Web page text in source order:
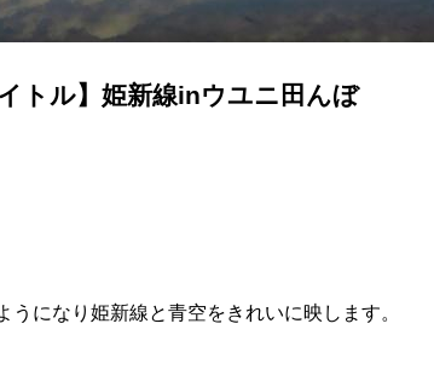
イトル】姫新線inウユニ田んぼ
うになり姫新線と青空をきれいに映します。